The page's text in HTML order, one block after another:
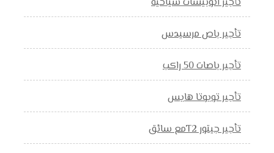
تأجير باص مرسيدس
تأجير باصات 50 راكب
تأجير تويوتا هايس
تأجير جيتور T2مع سائق